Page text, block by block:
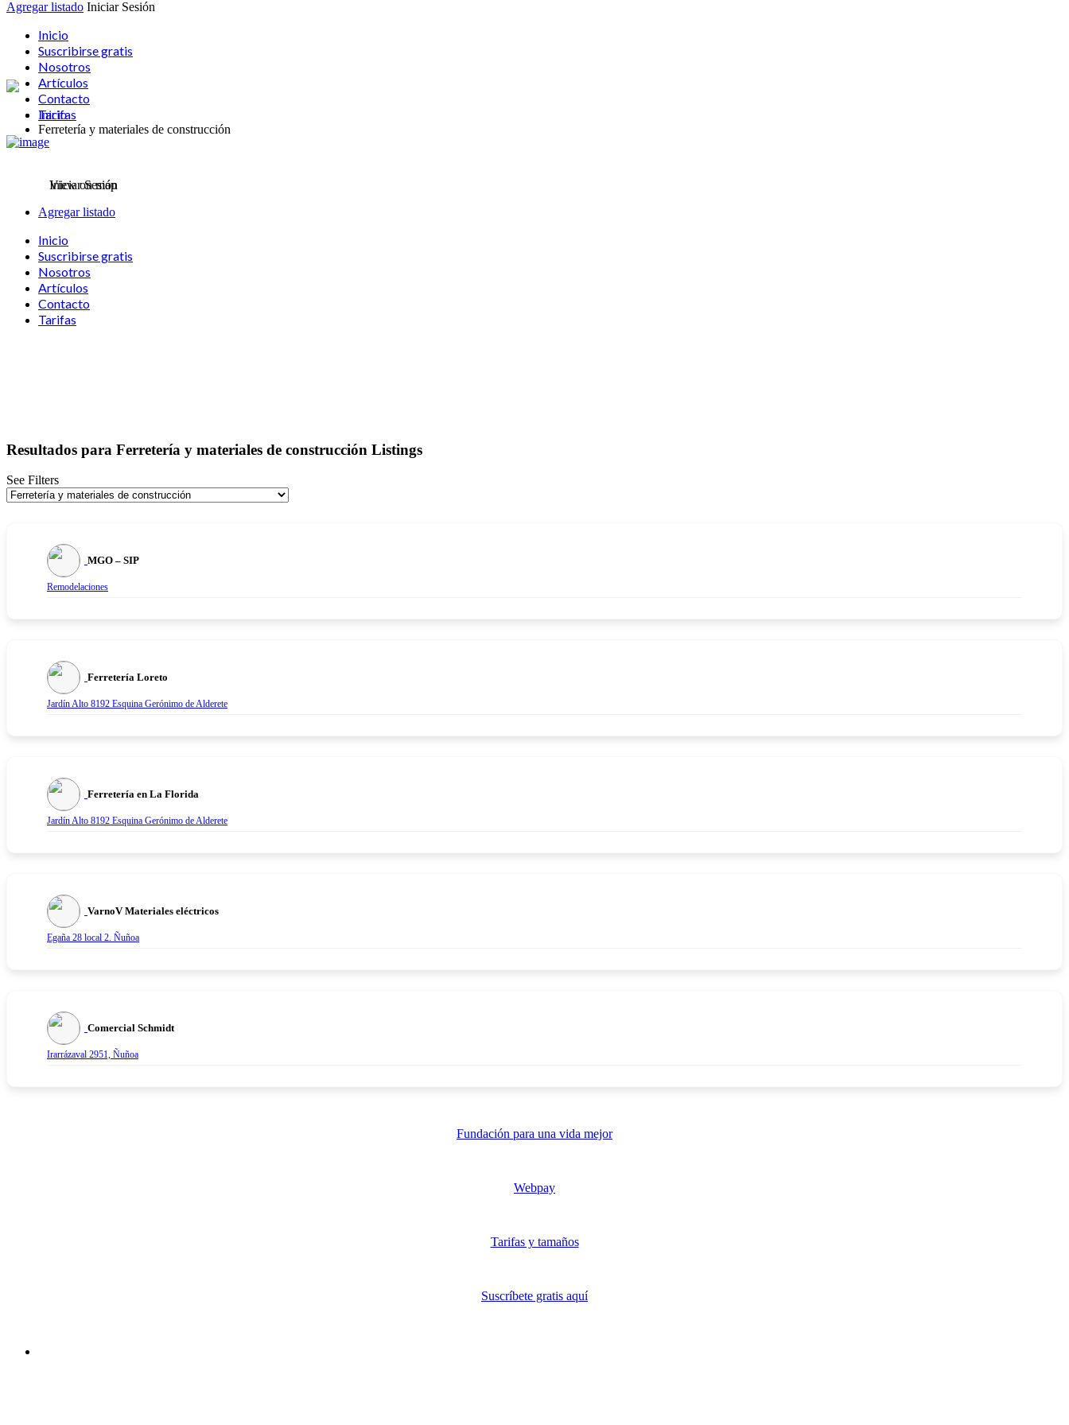
Agregar listado Iniciar Sesión
Inicio
Suscribirse gratis
Nosotros
Artículos
Contacto
Tarifas
Iniciar Sesión
Agregar listado
Inicio
Suscribirse gratis
Nosotros
Artículos
Contacto
Tarifas
Inicio
Ferretería y materiales de construcción
View on map
Resultados para Ferretería y materiales de construcción Listings
See Filters
MGO – SIP
Remodelaciones
Ferretería Loreto
Jardín Alto 8192 Esquina Gerónimo de Alderete
Ferretería en La Florida
Jardín Alto 8192 Esquina Gerónimo de Alderete
VarnoV Materiales eléctricos
Egaña 28 local 2. Ñuñoa
Comercial Schmidt
Irarrázaval 2951, Ñuñoa
Fundación para una vida mejor
Webpay
Tarifas y tamaños
Suscríbete gratis aquí